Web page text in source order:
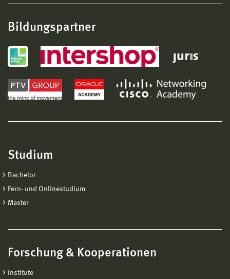
Bildungspartner
Studium
Bachelor
Fern- und Onlinestudium
Master
Forschung & Kooperationen
Institute